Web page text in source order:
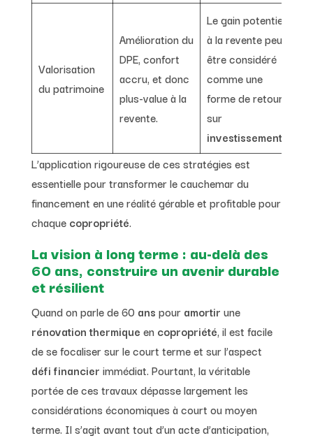
Valorisation
du patrimoine
Amélioration du
DPE, confort
accru, et donc
plus-value à la
revente.
Le gain potentiel
à la revente peut
être considéré
comme une
forme de retour
sur
investissement
L’application rigoureuse de ces stratégies est
essentielle pour transformer le cauchemar du
financement en une réalité gérable et profitable pour
chaquecopropriété.
La vision à long terme : au-delà des
60 ans, construire un avenir durable
et résilient
Quand on parle de 60 ans pouramortir une
rénovation thermique en copropriété, il est facile
de se focaliser sur le court terme et sur l’aspect
défi financier immédiat. Pourtant, la véritable
portée de ces travaux dépasse largement les
considérations économiques à court ou moyen
terme. Il s’agit avant tout d’un acte d’anticipation,